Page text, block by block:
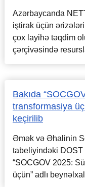
Azərbaycanda
iştirak üçün
çox layihə təqdim
çərçivəsində
Bakıda
transformasiya
keçirilib
Əmək və Əhalinin
tabeliyindəki DOST
“SOCGOV 2025:
üçün” adlı